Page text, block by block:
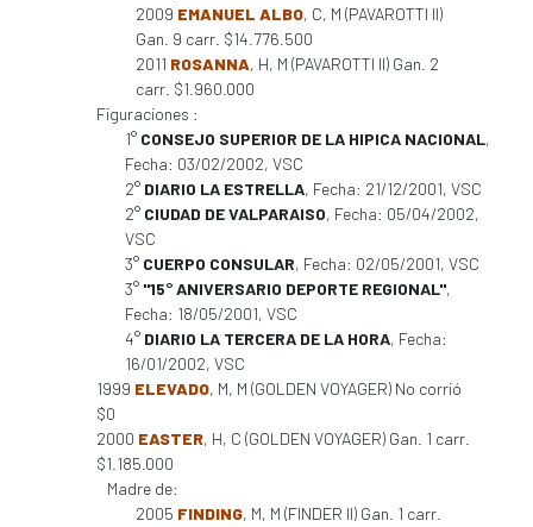
2009 EMANUEL ALBO, C, M (PAVAROTTI II)
Gan. 9 carr. $14.776.500
2011 ROSANNA, H, M (PAVAROTTI II) Gan. 2
carr. $1.960.000
Figuraciones :
1° CONSEJO SUPERIOR DE LA HIPICA NACIONAL,
Fecha: 03/02/2002, VSC
2° DIARIO LA ESTRELLA, Fecha: 21/12/2001, VSC
2° CIUDAD DE VALPARAISO, Fecha: 05/04/2002,
VSC
3° CUERPO CONSULAR, Fecha: 02/05/2001, VSC
3° "15° ANIVERSARIO DEPORTE REGIONAL",
Fecha: 18/05/2001, VSC
4° DIARIO LA TERCERA DE LA HORA, Fecha:
16/01/2002, VSC
1999 ELEVADO, M, M (GOLDEN VOYAGER) No corrió
$0
2000 EASTER, H, C (GOLDEN VOYAGER) Gan. 1 carr.
$1.185.000
Madre de:
2005 FINDING, M, M (FINDER II) Gan. 1 carr.